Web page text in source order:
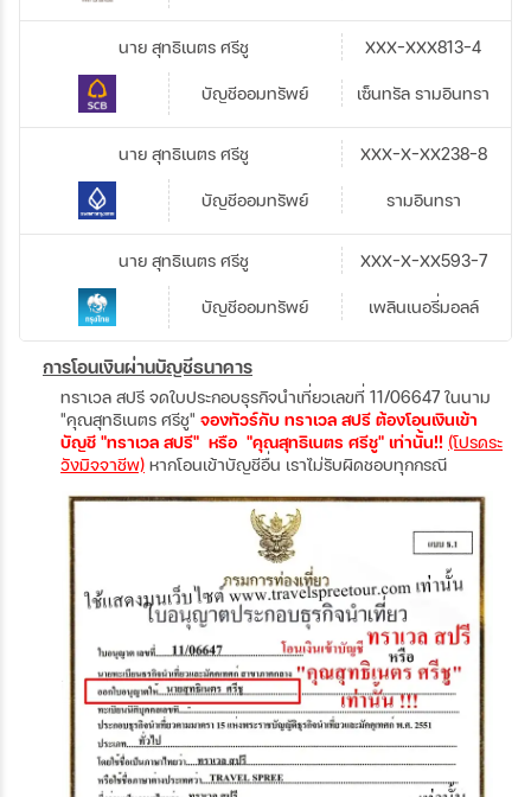
บัญชีออมทรัพย์
นาย สุทธิเนตร ศรีชู
เซ็นทรัล รามอินทรา
XXX-XXX813-4
บัญชีออมทรัพย์
นาย สุทธิเนตร ศรีชู
รามอินทรา
XXX-X-XX238-8
บัญชีออมทรัพย์
นาย สุทธิเนตร ศรีชู
เพลินเนอรี่มอลล์
XXX-X-XX593-7
การโอนเงินผ่านบัญชีธนาคาร
ทราเวล สปรี จดใบประกอบธุรกิจนำเที่ยวเลขที่ 11/06647 ในนาม
"คุณสุทธิเนตร ศรีชู" จองทัวร์กับ ทราเวล สปรี ต้องโอนเงินเข้า
บัญชี "ทราเวล สปรี" หรือ "คุณสุทธิเนตร ศรีชู" เท่านั้น!! (โปรดระ
วังมิจจาชีพ) หากโอนเข้าบัญชีอื่น เราไม่รับผิดชอบทุกกรณี